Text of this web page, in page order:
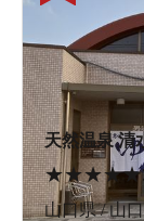
天然温泉 清
★★★★★
山口県 / 山